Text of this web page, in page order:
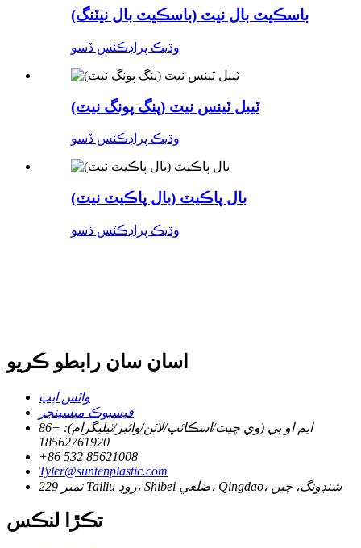
باسڪيٽ بال نيٽ (باسڪيٽ بال نيٽنگ)
وڌيڪ پراڊڪٽس ڏسو
ٽيبل ٽينس نيٽ (پنگ پونگ نيٽ)
وڌيڪ پراڊڪٽس ڏسو
بال پاڪيٽ (بال پاڪيٽ نيٽ)
وڌيڪ پراڊڪٽس ڏسو
اسان سان رابطو ڪريو
واٽس ايپ
فيسبوڪ ميسينجر
ايم او بي (وي چيٽ/اسڪائپ/لائن/وائبر/ٽيليگرام): +86
18562761920
+86 532 85621008
Tyler@suntenplastic.com
نمبر 229 Tailiu روڊ، Shibei ضلعي، Qingdao، شنڊونگ، چين
تڪڙا لنڪس